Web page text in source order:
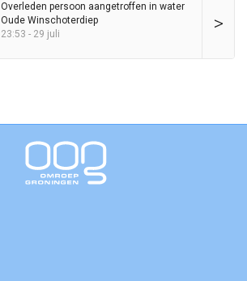
>
Overleden persoon aangetroffen in water
Oude Winschoterdiep
23:53 - 29 juli